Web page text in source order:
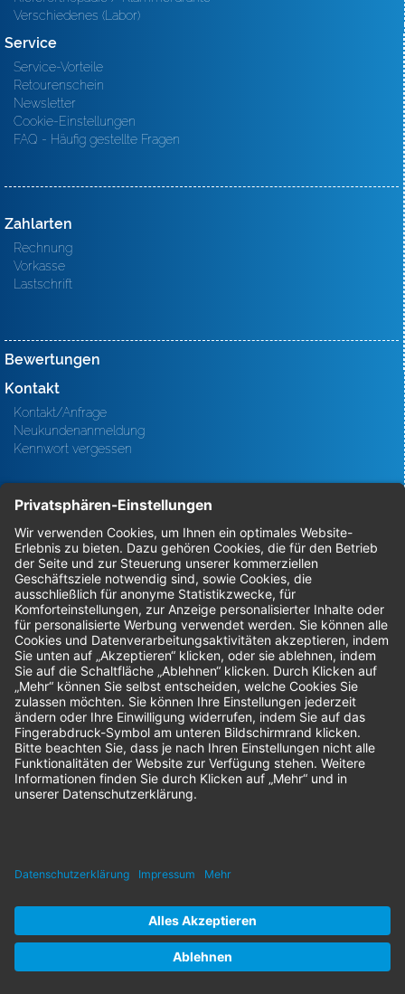
Verschiedenes (Labor)
Service
Service-Vorteile
Retourenschein
Newsletter
Cookie-Einstellungen
FAQ - Häufig gestellte Fragen
Zahlarten
Rechnung
Vorkasse
Lastschrift
Bewertungen
Kontakt
Kontakt/Anfrage
Neukundenanmeldung
Kennwort vergessen
Bestellungen
Sendung verfolgen
Geprüfter Shop
* Alle Preise zzgl. gesetzlicher Mehrwertsteuer
Impressum AGB Datenschutz Nachhaltigkeit